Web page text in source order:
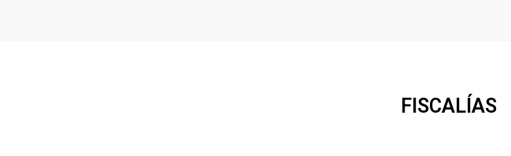
FISCALÍAS